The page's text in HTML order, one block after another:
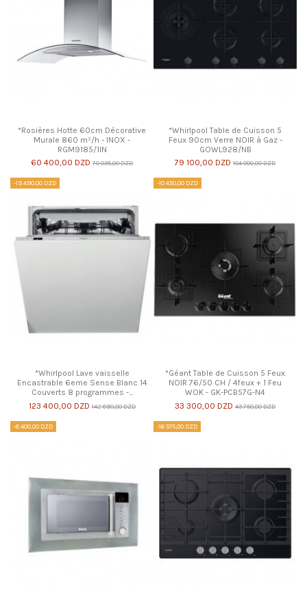
*Rosières Hotte 60cm Décorative
Murale 860 m³/h - INOX -
RGM9185/1IN
60 400,00 DZD 70 035,00 DZD
*Whirlpool Table de Cuisson 5
Feux 90cm Verre NOIR à Gaz -
GOWL928/NB
79 100,00 DZD 104 000,00 DZD
-19 490,00 DZD
*Whirlpool Lave vaisselle
Encastrable 6eme Sense Blanc 14
Couverts 8 programmes -...
123 400,00 DZD 142 890,00 DZD
-10 450,00 DZD
*Géant Table de Cuisson 5 Feux
NOIR 76/50 CH / 4feux + 1 Feu
WOK - GK-PCB57G-N4
33 300,00 DZD 43 750,00 DZD
-8 400,00 DZD -16 575,00 DZD